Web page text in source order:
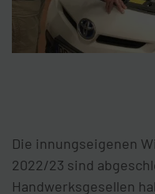
Die innungseigenen
2022/23 sind
Handwerksgesellen